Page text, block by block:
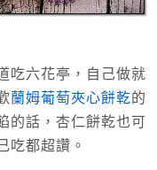
吃六花亭，自己做就
蘭姆葡萄夾心餅乾的
的話，杏仁餅乾也可
吃都超讚。